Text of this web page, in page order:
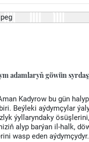
adamlaryň göwün
Kadyrow bu gün
Beýleki aýdymçylar
ýyllaryndaky
alyp barýan il-halk,
wasp eden aýdymçydyr.